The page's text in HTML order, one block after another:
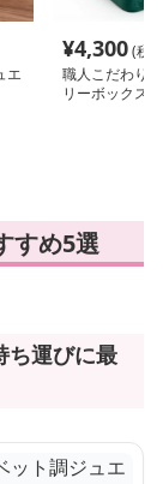
エ
¥4,300(税
職人こだわり
リーボックス
すめ5選
ち運びに最